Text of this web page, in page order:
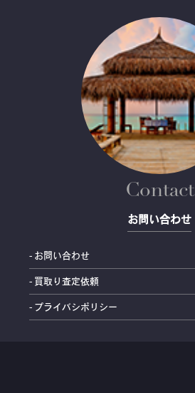
Contact
お問い合わせ
- お問い合わせ
- 買取り査定依頼
- プライバシポリシー